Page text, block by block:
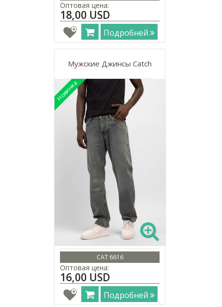
Оптовая цена:
18,00 USD
Подробней
Мужские Джинсы Catch
CAT 6616
Оптовая цена:
16,00 USD
Подробней